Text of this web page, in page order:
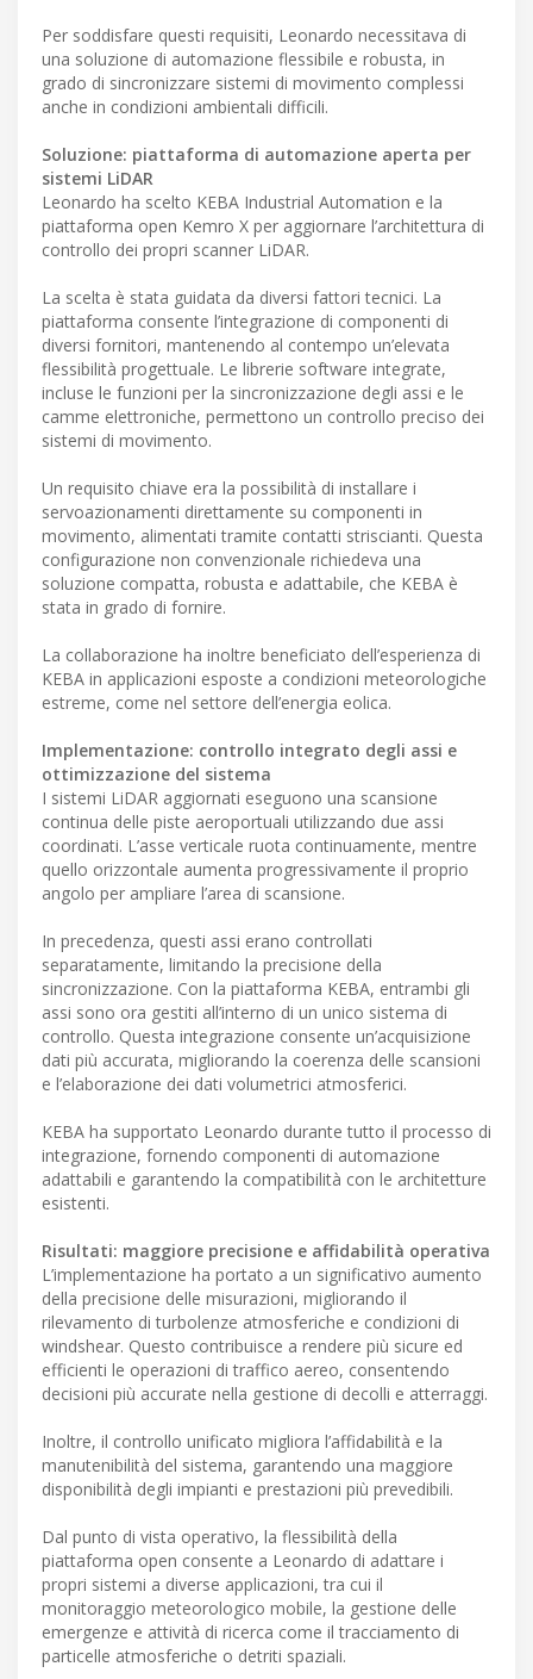
Per soddisfare questi requisiti, Leonardo necessitava di
una soluzione di automazione flessibile e robusta, in
grado di sincronizzare sistemi di movimento complessi
anche in condizioni ambientali difficili.
Soluzione: piattaforma di automazione aperta per
sistemi LiDAR
Leonardo ha scelto KEBA Industrial Automation e la
piattaforma open Kemro X per aggiornare l’architettura di
controllo dei propri scanner LiDAR.
La scelta è stata guidata da diversi fattori tecnici. La
piattaforma consente l’integrazione di componenti di
diversi fornitori, mantenendo al contempo un’elevata
flessibilità progettuale. Le librerie software integrate,
incluse le funzioni per la sincronizzazione degli assi e le
camme elettroniche, permettono un controllo preciso dei
sistemi di movimento.
Un requisito chiave era la possibilità di installare i
servoazionamenti direttamente su componenti in
movimento, alimentati tramite contatti striscianti. Questa
configurazione non convenzionale richiedeva una
soluzione compatta, robusta e adattabile, che KEBA è
stata in grado di fornire.
La collaborazione ha inoltre beneficiato dell’esperienza di
KEBA in applicazioni esposte a condizioni meteorologiche
estreme, come nel settore dell’energia eolica.
Implementazione: controllo integrato degli assi e
ottimizzazione del sistema
I sistemi LiDAR aggiornati eseguono una scansione
continua delle piste aeroportuali utilizzando due assi
coordinati. L’asse verticale ruota continuamente, mentre
quello orizzontale aumenta progressivamente il proprio
angolo per ampliare l’area di scansione.
In precedenza, questi assi erano controllati
separatamente, limitando la precisione della
sincronizzazione. Con la piattaforma KEBA, entrambi gli
assi sono ora gestiti all’interno di un unico sistema di
controllo. Questa integrazione consente un’acquisizione
dati più accurata, migliorando la coerenza delle scansioni
e l’elaborazione dei dati volumetrici atmosferici.
KEBA ha supportato Leonardo durante tutto il processo di
integrazione, fornendo componenti di automazione
adattabili e garantendo la compatibilità con le architetture
esistenti.
Risultati: maggiore precisione e affidabilità operativa
L’implementazione ha portato a un significativo aumento
della precisione delle misurazioni, migliorando il
rilevamento di turbolenze atmosferiche e condizioni di
windshear. Questo contribuisce a rendere più sicure ed
efficienti le operazioni di traffico aereo, consentendo
decisioni più accurate nella gestione di decolli e atterraggi.
Inoltre, il controllo unificato migliora l’affidabilità e la
manutenibilità del sistema, garantendo una maggiore
disponibilità degli impianti e prestazioni più prevedibili.
Dal punto di vista operativo, la flessibilità della
piattaforma open consente a Leonardo di adattare i
propri sistemi a diverse applicazioni, tra cui il
monitoraggio meteorologico mobile, la gestione delle
emergenze e attività di ricerca come il tracciamento di
particelle atmosferiche o detriti spaziali.